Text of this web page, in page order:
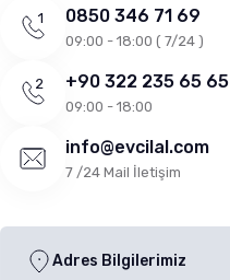
0850 346 71 69
09:00 - 18:00 ( 7/24 )
+90 322 235 65 65
09:00 - 18:00
info@evcilal.com
7 /24 Mail İletişim
Adres Bilgilerimiz